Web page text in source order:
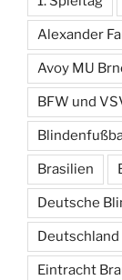
Alexander
Avoy MU
BFW und
Brasilien
Deutsche
Deutschland
Eintracht